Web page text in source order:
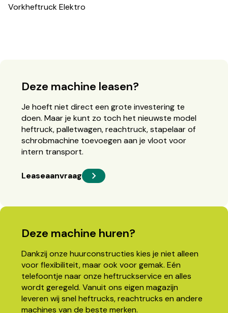
Vorkheftruck Elektro
Deze machine leasen?
Je hoeft niet direct een grote investering te
doen. Maar je kunt zo toch het nieuwste model
heftruck, palletwagen, reachtruck, stapelaar of
schrobmachine toevoegen aan je vloot voor
intern transport.
Leaseaanvraag
Deze machine huren?
Dankzij onze huurconstructies kies je niet alleen
voor flexibiliteit, maar ook voor gemak. Eén
telefoontje naar onze heftruckservice en alles
wordt geregeld. Vanuit ons eigen magazijn
leveren wij snel heftrucks, reachtrucks en andere
machines van de beste merken.